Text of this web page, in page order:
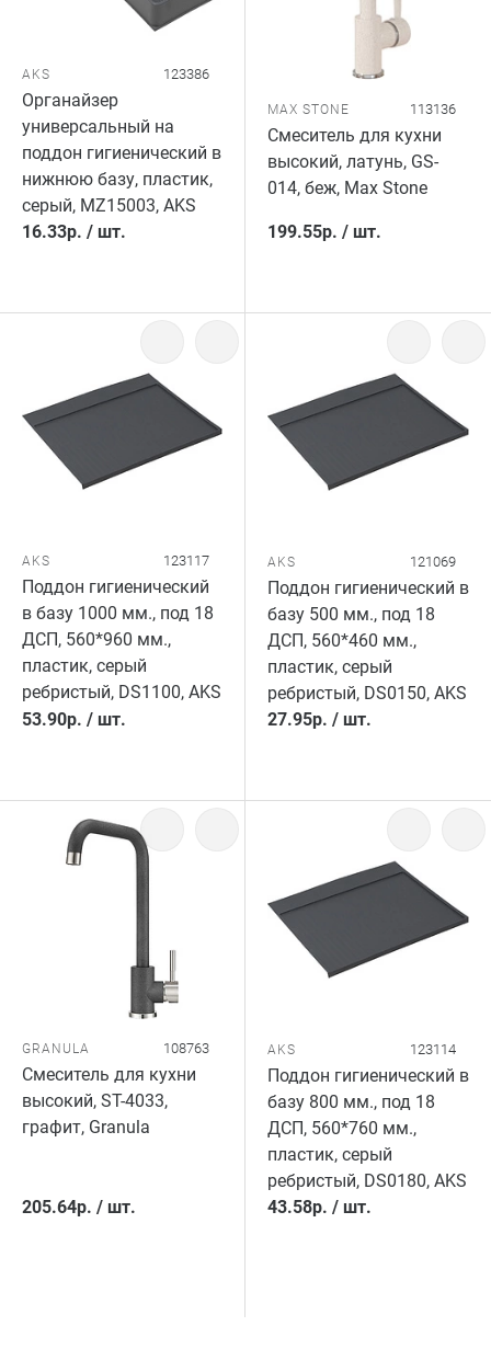
AKS 123386
Органайзер
универсальный на
поддон гигиенический в
нижнюю базу, пластик,
серый, MZ15003, AKS
16.33р. / шт.
MAX STONE 113136
Смеситель для кухни
высокий, латунь, GS-
014, беж, Max Stone
199.55р. / шт.
AKS 123117
Поддон гигиенический
в базу 1000 мм., под 18
ДСП, 560*960 мм.,
пластик, серый
ребристый, DS1100, AKS
53.90р. / шт.
AKS 121069
Поддон гигиенический в
базу 500 мм., под 18
ДСП, 560*460 мм.,
пластик, серый
ребристый, DS0150, AKS
27.95р. / шт.
GRANULA 108763
Смеситель для кухни
высокий, ST-4033,
графит, Granula
205.64р. / шт.
AKS 123114
Поддон гигиенический в
базу 800 мм., под 18
ДСП, 560*760 мм.,
пластик, серый
ребристый, DS0180, AKS
43.58р. / шт.